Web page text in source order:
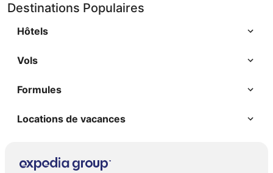
Destinations Populaires
Hôtels
Vols
Formules
Locations de vacances